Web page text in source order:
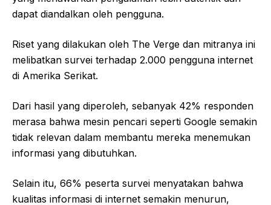
dapat diandalkan oleh pengguna.
Riset yang dilakukan oleh The Verge dan mitranya ini
melibatkan survei terhadap 2.000 pengguna internet
di Amerika Serikat.
Dari hasil yang diperoleh, sebanyak 42% responden
merasa bahwa mesin pencari seperti Google semakin
tidak relevan dalam membantu mereka menemukan
informasi yang dibutuhkan.
Selain itu, 66% peserta survei menyatakan bahwa
kualitas informasi di internet semakin menurun,